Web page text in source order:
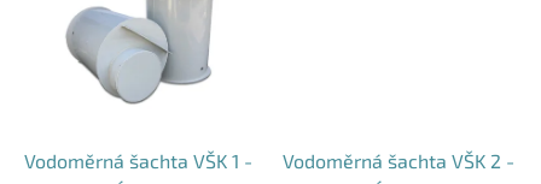
Vodoměrná šachta VŠK 1 -
Vodoměrná šachta VŠK 2 -